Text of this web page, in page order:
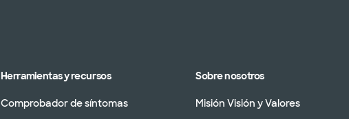
Herramientas y recursos
Comprobador de síntomas
Sobre nosotros
Misión Visión y Valores